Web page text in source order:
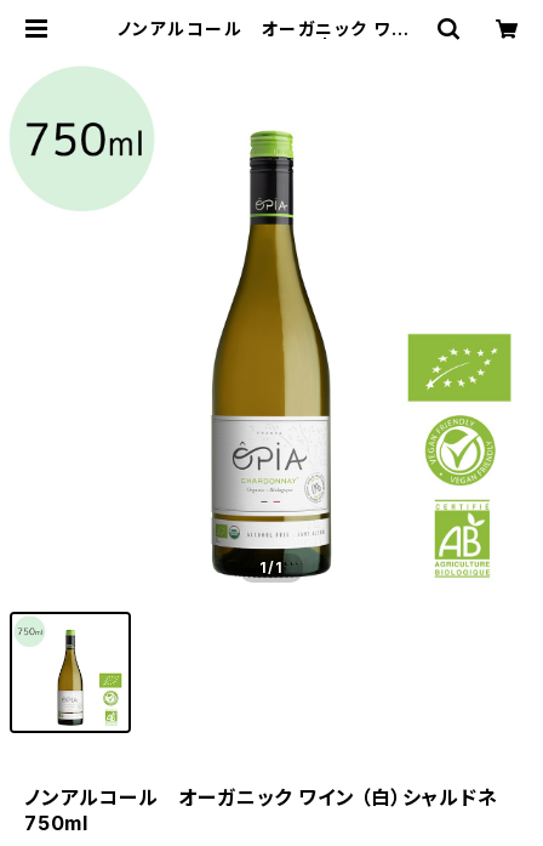
ノンアルコール オーガニック ワイン
1/1
ノンアルコール オーガニック ワイン （白）シャルドネ
750ml